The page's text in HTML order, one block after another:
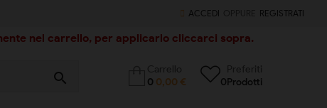
ACCEDI REGISTRATI
nel carrello, per applicarlo cliccarci sopra.
search
0 0,00 €
0Prodotti